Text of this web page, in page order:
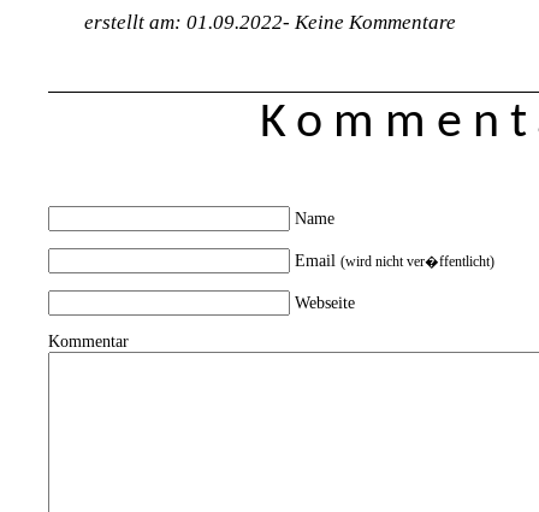
erstellt am: 01.09.2022- Keine Kommentare
Name
Email (wird nicht ver�ffentlicht)
Webseite
Kommentar